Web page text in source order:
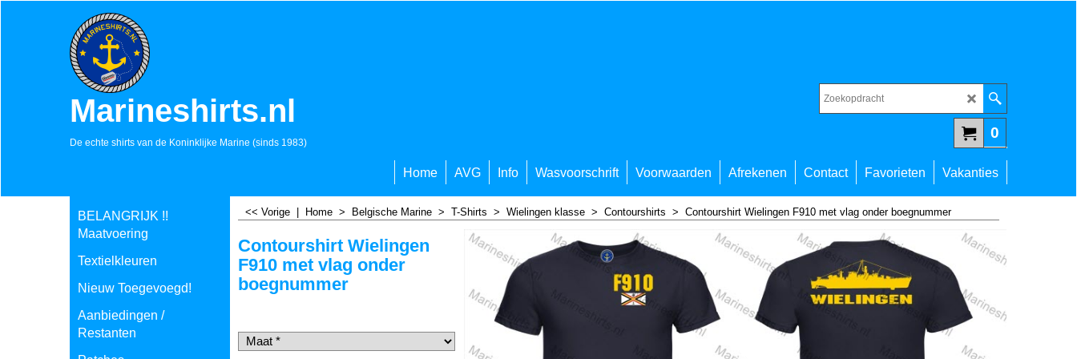
Marineshirts.nl
De echte shirts van de Koninklijke Marine (sinds 1983)
0
Home AVG Info Wasvoorschrift Voorwaarden Afrekenen Contact Favorieten Vakanties
BELANGRIJK !!
Maatvoering
Textielkleuren
Nieuw Toegevoegd!
Aanbiedingen /
Restanten
<< Vorige Home > Belgische Marine > T-Shirts > Wielingen klasse > Contourshirts > Contourshirt Wielingen F910 met vlag onder boegnummer
Contourshirt Wielingen
F910 met vlag onder
boegnummer